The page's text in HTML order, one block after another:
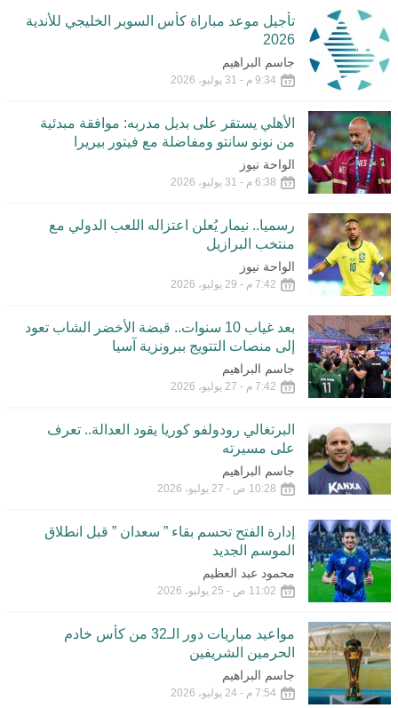
تأجيل موعد مباراة كأس السوبر الخليجي للأندية
2026
جاسم البراهيم
9:34 م - 31 يوليو، 2026
الأهلي يستقر على بديل مدربه: موافقة مبدئية
من نونو سانتو ومفاضلة مع فيتور بيريرا
الواحة نيوز
6:38 م - 31 يوليو، 2026
رسميا.. نيمار يُعلن اعتزاله اللعب الدولي مع
منتخب البرازيل
الواحة نيوز
7:42 م - 29 يوليو، 2026
بعد غياب 10 سنوات.. قبضة الأخضر الشاب تعود
إلى منصات التتويج ببرونزية آسيا
جاسم البراهيم
7:42 م - 27 يوليو، 2026
البرتغالي رودولفو كوريا يقود العدالة.. تعرف
على مسيرته
جاسم البراهيم
10:28 ص - 27 يوليو، 2026
إدارة الفتح تحسم بقاء ” سعدان ” قبل انطلاق
الموسم الجديد
محمود عبد العظيم
11:02 ص - 25 يوليو، 2026
مواعيد مباريات دور الـ32 من كأس خادم
الحرمين الشريفين
جاسم البراهيم
7:54 م - 24 يوليو، 2026